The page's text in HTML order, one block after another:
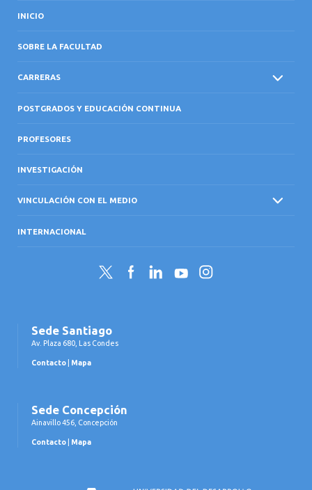
INICIO
SOBRE LA FACULTAD
CARRERAS
POSTGRADOS Y EDUCACIÓN CONTINUA
PROFESORES
INVESTIGACIÓN
VINCULACIÓN CON EL MEDIO
INTERNACIONAL
Twitter FacebookLinkedInYouTubeInstagram
Sede Santiago
Av. Plaza 680, Las Condes
Contacto Mapa
Sede Concepción
Ainavillo 456, Concepción
Contacto Mapa